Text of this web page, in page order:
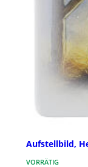
Aufstellbild,
VORRÄTIG